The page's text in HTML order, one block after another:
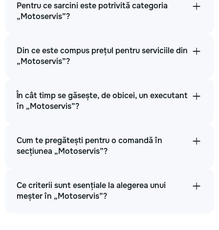
Pentru ce sarcini este potrivită categoria
„Motoservis”?
Din ce este compus prețul pentru serviciile din
„Motoservis”?
În cât timp se găsește, de obicei, un executant
în „Motoservis”?
Cum te pregătești pentru o comandă în
secțiunea „Motoservis”?
Ce criterii sunt esențiale la alegerea unui
meșter în „Motoservis”?